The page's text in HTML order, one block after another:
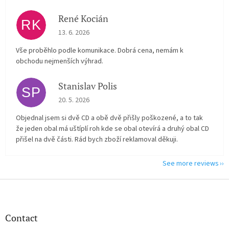
RK René Kocián
The store rating is 5 out of 5 stars.
13. 6. 2026
Vše proběhlo podle komunikace. Dobrá cena, nemám k
obchodu nejmenších výhrad.
SP Stanislav Polis
The store rating is 2 out of 5 stars.
20. 5. 2026
Objednal jsem si dvě CD a obě dvě přišly poškozené, a to tak
že jeden obal má uštíplí roh kde se obal otevírá a druhý obal CD
přišel na dvě části. Rád bych zboží reklamoval děkuji.
See more reviews
F
Contact